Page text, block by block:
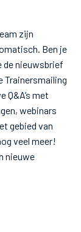
zijn
Ben je
de nieuwsbrief
Trainersmailing
Q&A’s met
webinars
gebied van
veel meer!
nieuwe